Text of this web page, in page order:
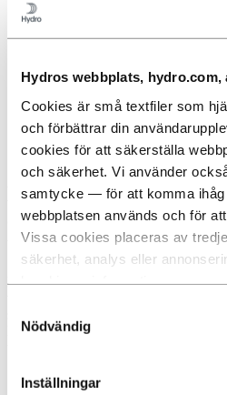
Hydros webbplats, hydro.com,
Cookies är små textfiler som
och förbättrar din
cookies för att säkerställa
och säkerhet. Vi använder
samtycke — för att komma ihåg
webbplatsen används och för
Vissa cookies placeras av
säkerhet, analys eller
har samlat in genom din
respektive cookien. Du kan se
Nödvändig
Inställningar
Hydros anläggningar i Sverige
Hydro Extrusions
Hydro Innovation
Vetlanda
Inköp
Partners och kunder
Hydro i Finspång –
aluminiumextrudering
utveckling i Sverige
Finspång är en viktig plats inom
Hydro Extrusions i Sverige och